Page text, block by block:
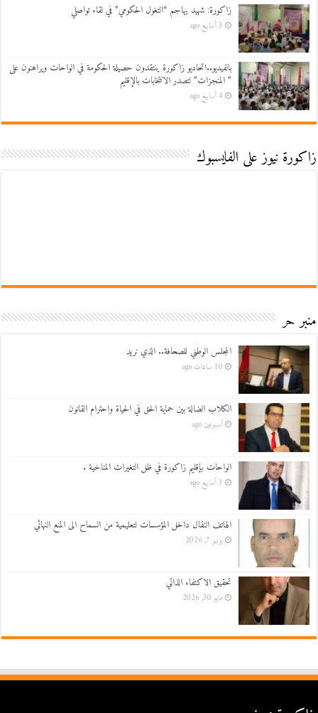
زاكورة: شهيد يهاجم “التغول الحكومي” في لقاء تواصلي
3 أسابيع ago
بالفيديو..اتحاديو زاكورة ينتقدون حصيلة الحكومة في الواحات ويراهنون على
” المنجزات” لتصدر الانتخابات بالإقليم
4 أسابيع ago
زاكورة نيوز على الفايسبوك
منبر حر
المجلس الوطني للصحافة.. الذي نريد
10 ساعات ago
الكلاب الضالة بين حماية الحق في الحياة واحترام القانون
أسبوعين ago
الواحات بإقليم زاكورة في ظل التغيرات المناخية .
3 أسابيع ago
الهاتف النقال داخل المؤسسات لتعليمية من السماح الى المنع النهائي
يونيو 7, 2026
تحقيق الاكتفاء الذاتي
مايو 30, 2026